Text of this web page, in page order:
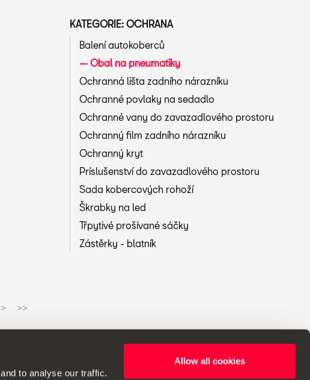
to analyse our traffic.
Allow all cookies
> >>
KATEGORIE: OCHRANA
Balení autokoberců
Obal na pneumatiky
Ochranná lišta zadního nárazníku
Ochranné povlaky na sedadlo
Ochranné vany do zavazadlového prostoru
Ochranný film zadního nárazníku
Ochranný kryt
Príslušenství do zavazadlového prostoru
Sada kobercových rohoží
Škrabky na led
Třpytivé prošívané sáčky
Zástěrky - blatník
provádět změny ve specifikacích.